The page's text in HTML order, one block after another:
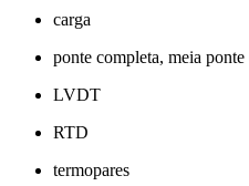
carga
ponte completa, meia
LVDT
RTD
termopares